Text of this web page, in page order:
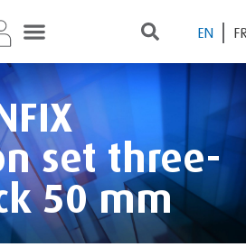
EN
set three-
50 mm